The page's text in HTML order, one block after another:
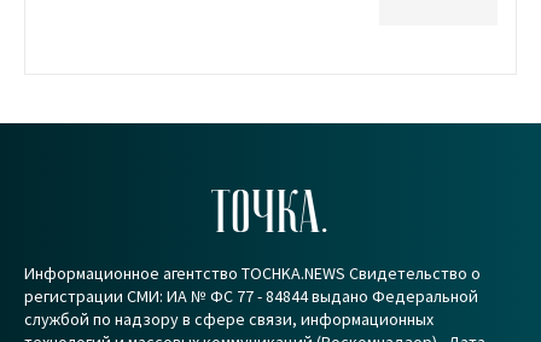
ТОЧКА.
Информационное агентство TOCHKA.NEWS Свидетельство о
регистрации СМИ: ИА № ФС 77 - 84844 выдано Федеральной
службой по надзору в сфере связи, информационных